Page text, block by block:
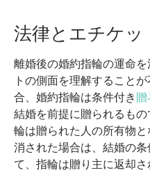
法律とエチケッ
離婚後の婚約指輪の運命
トの側面を理解すること
合、婚約指輪は条件付き贈
結婚を前提に贈られるも
輪は贈られた人の所有物
消された場合は、結婚の
て、指輪は贈り主に返却さ